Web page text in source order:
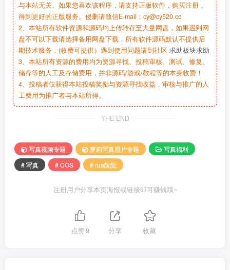
与本站无关。如果您喜欢该程序，请支持正版软件，购买注册，
得到更好的正版服务。侵删请致信E-mail：cy@cy520.cc
2、本站所有软件资源和源码均上传转存至大量网盘，如果遇到网
盘不可以下载请选择备用网盘下载，所有软件源码默认不提供后
期技术服务，(收费可提供）遇到使用问题请到社区 求助板块求助
3、本站所有资源的费用均为资源寻找、投稿审核、测试、修复、
储存等的人工及存储费用，并非源码/游戏/教程等的本身收费！
4、投稿者仅获得本站投稿奖励与资源寻找收益，审核与推广的人
工费用为推广者与本站所得。
THE END
写真视频专题 萝莉写真照片专题
写真福利
# 写真
# COS # rua阮阮
注册用户分享本页海报或链接即可赚钱哦~
点赞9 分享 收藏